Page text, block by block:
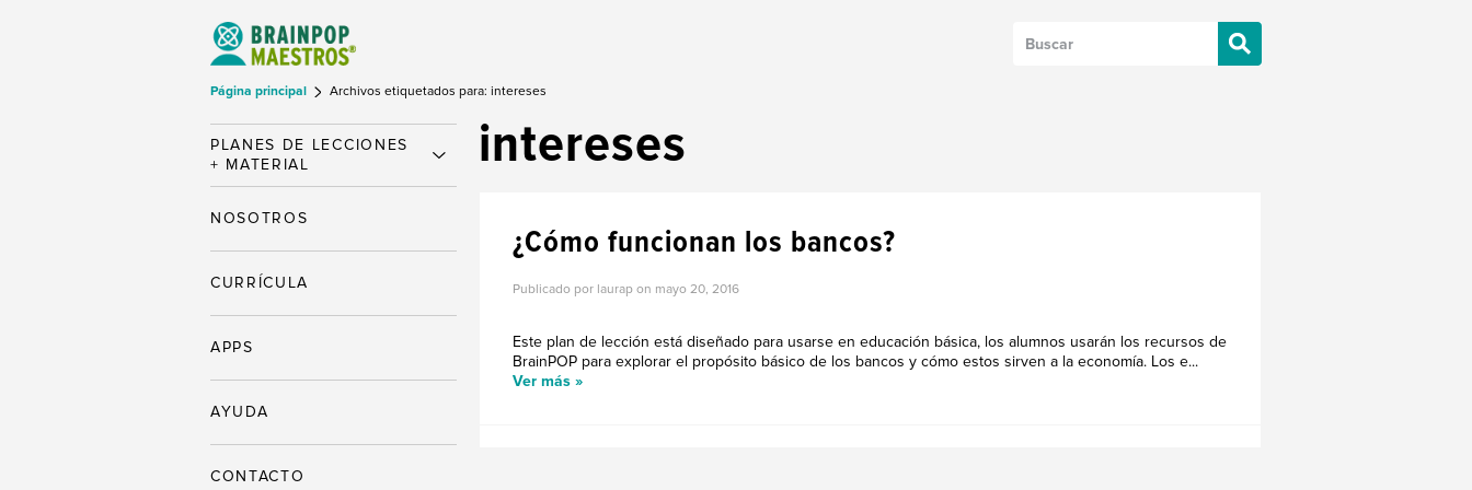
Página principal Archivos etiquetados para: intereses
intereses
¿Cómo funcionan los bancos?
Publicado por laurap on mayo 20, 2016
Este plan de lección está diseñado para usarse en educación básica, los alumnos usarán los recursos de
BrainPOP para explorar el propósito básico de los bancos y cómo estos sirven a la economía. Los e...
Ver más »
PLANES DE LECCIONES
+ MATERIAL
NOSOTROS
CURRÍCULA
APPS
AYUDA
CONTACTO